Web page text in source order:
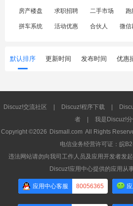
房产楼盘 求职招聘 二手市场 跑
拼车系统 活动优惠 合伙人 微信
默认排序 更新时间 发布时间 优惠
Discuz!交流社区 Discuz!程序下载
者
我是Discuz!
Copyright ©2026 Dismall.com All Rights
电信业务经营许可证：皖
违法网站请勿向我司工作人员及应用开发者发
Discuz!应用中心提供的应用从
应用中心客服 80056365